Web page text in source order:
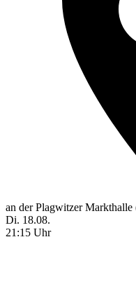
an der Plagwitzer Markthalle
Di. 18.08.
21:15 Uhr